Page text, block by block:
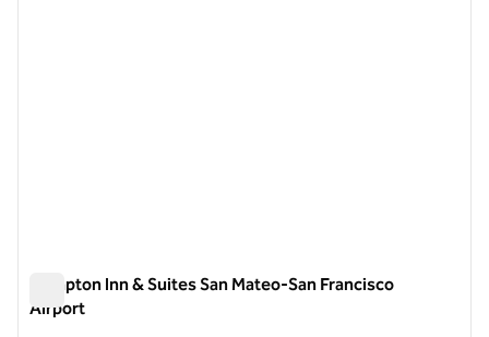
Hampton Inn & Suites San Mateo-San Francisco
Airport